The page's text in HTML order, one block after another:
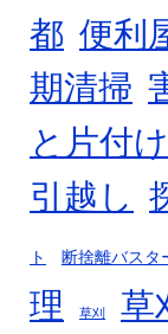
都 便利
期清掃
と片付け
引越し
ト 断捨離バスタ
理
草刈 草